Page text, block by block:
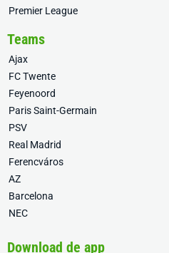
Premier League
Teams
Ajax
FC Twente
Feyenoord
Paris Saint-Germain
PSV
Real Madrid
Ferencváros
AZ
Barcelona
NEC
Download de app